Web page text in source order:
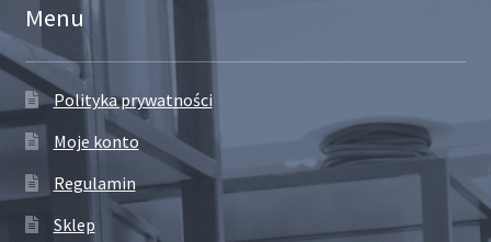
Menu
Polityka prywatności
Moje konto
Regulamin
Sklep